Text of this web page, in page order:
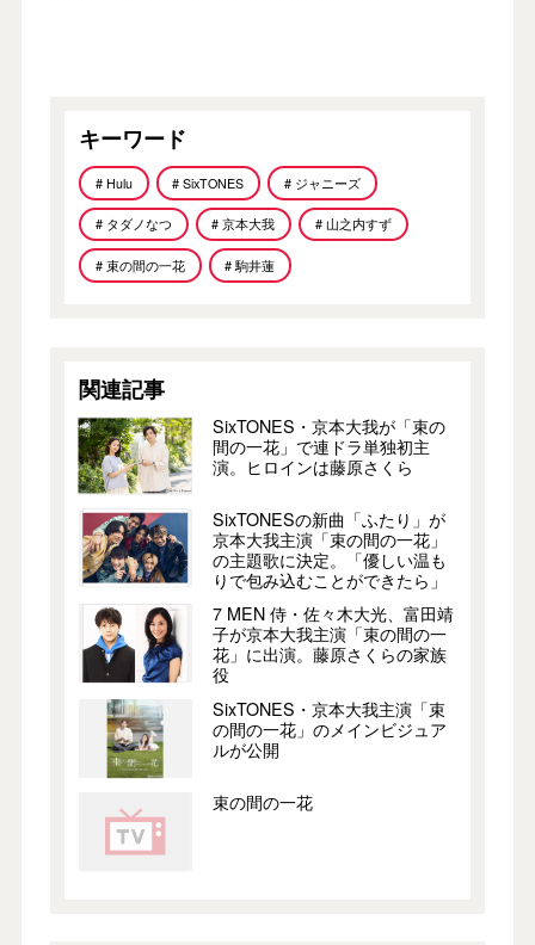
キーワード
# Hulu # SixTONES # ジャニーズ
# タダノなつ # 京本大我 # 山之内すず
# 束の間の一花 # 駒井蓮
関連記事
SixTONES・京本大我が「束の
間の一花」で連ドラ単独初主
演。ヒロインは藤原さくら
SixTONESの新曲「ふたり」が
京本大我主演「束の間の一花」
の主題歌に決定。「優しい温も
りで包み込むことができたら」
7 MEN 侍・佐々木大光、富田靖
子が京本大我主演「束の間の一
花」に出演。藤原さくらの家族
役
SixTONES・京本大我主演「束
の間の一花」のメインビジュア
ルが公開
束の間の一花